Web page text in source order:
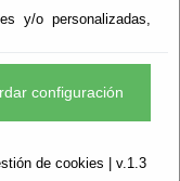
y/o personalizadas,
configuración
de cookies | v.1.3